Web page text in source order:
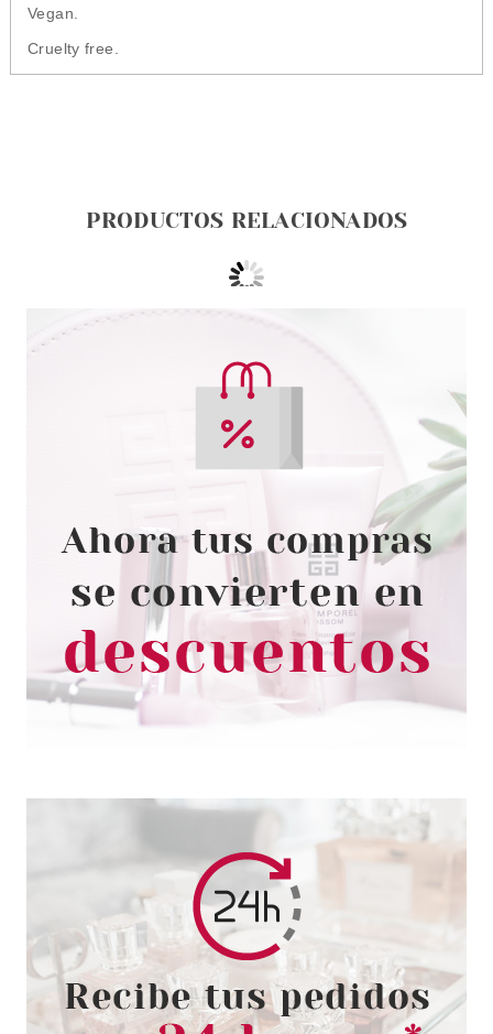
Vegan.
Cruelty free.
PRODUCTOS RELACIONADOS
KATIVA
KATIVA ALISADO BRASILEÑO
CON ACEITE DE ARGÁN
Pvr 17.50€
-46%
desde
9.50€
REVLON
REVLON BE FABULOUS HAIR
RECOVERY STEP 1 SHAMPOO
250 ML